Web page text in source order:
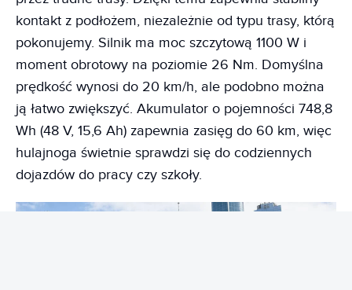
kontakt z podłożem, niezależnie od typu trasy, którą
pokonujemy. Silnik ma moc szczytową 1100 W i
moment obrotowy na poziomie 26 Nm. Domyślna
prędkość wynosi do 20 km/h, ale podobno można
ją łatwo zwiększyć. Akumulator o pojemności 748,8
Wh (48 V, 15,6 Ah) zapewnia zasięg do 60 km, więc
hulajnoga świetnie sprawdzi się do codziennych
dojazdów do pracy czy szkoły.